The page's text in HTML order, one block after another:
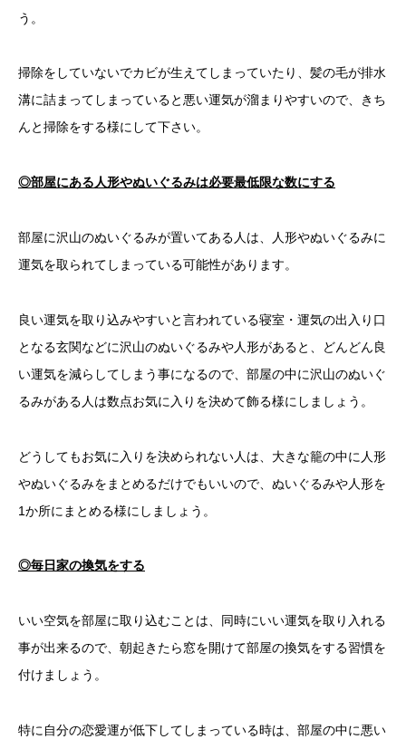
う。
掃除をしていないでカビが生えてしまっていたり、髪の毛が排水
溝に詰まってしまっていると悪い運気が溜まりやすいので、きち
んと掃除をする様にして下さい。
◎部屋にある人形やぬいぐるみは必要最低限な数にする
部屋に沢山のぬいぐるみが置いてある人は、人形やぬいぐるみに
運気を取られてしまっている可能性があります。
良い運気を取り込みやすいと言われている寝室・運気の出入り口
となる玄関などに沢山のぬいぐるみや人形があると、どんどん良
い運気を減らしてしまう事になるので、部屋の中に沢山のぬいぐ
るみがある人は数点お気に入りを決めて飾る様にしましょう。
どうしてもお気に入りを決められない人は、大きな籠の中に人形
やぬいぐるみをまとめるだけでもいいので、ぬいぐるみや人形を
1か所にまとめる様にしましょう。
◎毎日家の換気をする
いい空気を部屋に取り込むことは、同時にいい運気を取り入れる
事が出来るので、朝起きたら窓を開けて部屋の換気をする習慣を
付けましょう。
特に自分の恋愛運が低下してしまっている時は、部屋の中に悪い